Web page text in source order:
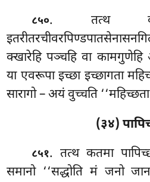
८५०. तत्थ
क्खारेहि पञ्चहि वा कामगुणेहि
या एवरूपा इच्छा इच्छागता
सारागो – अयं वुच्चति
(३४)
८५१. तत्थ कतमा
समानो ‘‘सद्धोति मं जनो